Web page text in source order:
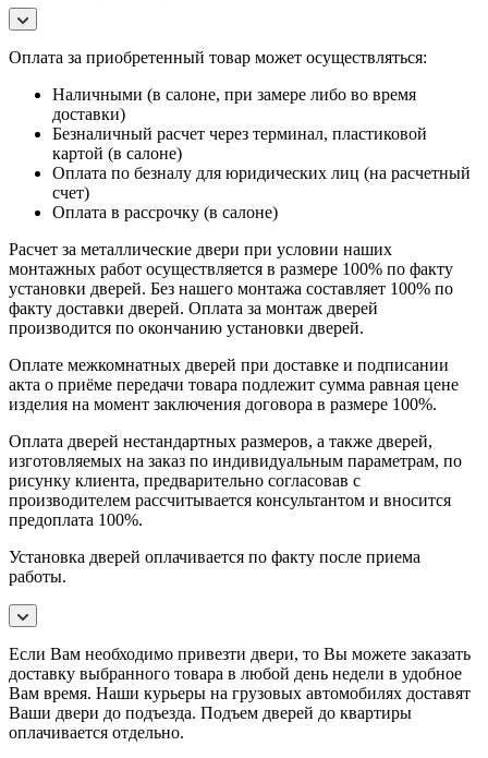
Оплата за приобретенный товар может осуществляться:
Наличными (в салоне, при замере либо во время
доставки)
Безналичный расчет через терминал, пластиковой
картой (в салоне)
Оплата по безналу для юридических лиц (на расчетный
счет)
Оплата в рассрочку (в салоне)
Расчет за металлические двери при условии наших
монтажных работ осуществляется в размере 100% по факту
установки дверей. Без нашего монтажа составляет 100% по
факту доставки дверей. Оплата за монтаж дверей
производится по окончанию установки дверей.
Оплате межкомнатных дверей при доставке и подписании
акта о приёме передачи товара подлежит сумма равная цене
изделия на момент заключения договора в размере 100%.
Оплата дверей нестандартных размеров, а также дверей,
изготовляемых на заказ по индивидуальным параметрам, по
рисунку клиента, предварительно согласовав с
производителем рассчитывается консультантом и вносится
предоплата 100%.
Установка дверей оплачивается по факту после приема
работы.
Если Вам необходимо привезти двери, то Вы можете заказать
доставку выбранного товара в любой день недели в удобное
Вам время. Наши курьеры на грузовых автомобилях доставят
Ваши двери до подъезда. Подъем дверей до квартиры
оплачивается отдельно.